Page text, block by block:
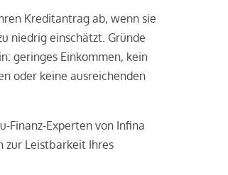
Kreditantrag ab, wenn sie
niedrig einschätzt. Gründe
geringes Einkommen, kein
oder keine ausreichenden
Finanz-Experten von Infina
zur Leistbarkeit Ihres